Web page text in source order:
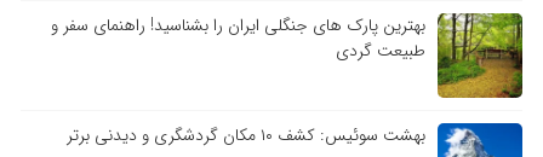
بهترین پارک های جنگلی ایران را بشناسید! راهنمای سفر و
طبیعت گردی
بهشت سوئیس: کشف ۱۰ مکان گردشگری و دیدنی برتر